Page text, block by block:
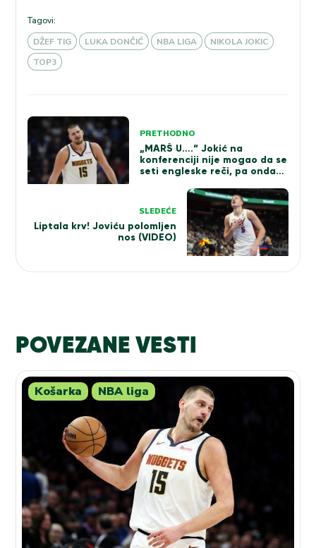
Tagovi:
DŽEF TIG
LUKA DONČIĆ NBA LIGA
NIKOLA JOKIC
TOP3
Kretanje
članka
PRETHODNO
„MARŠ U….“ Jokić na
konferenciji nije mogao da se
seti engleske reči, pa onda
SLEDEĆE
Liptala krv! Joviću polomljen
nos (VIDEO)
POVEZANE VESTI
Košarka NBA liga